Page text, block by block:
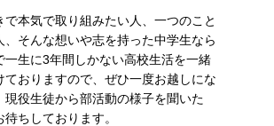
本気で取り組みたい人、一つのこと
そんな想いや志を持った中学生なら
生に3年間しかない高校生活を一緒
おりますので、ぜひ一度お越しにな
役生徒から部活動の様子を聞いた
ちしております。